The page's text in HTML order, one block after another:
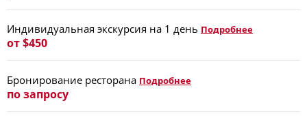
Индивидуальная экскурсия на 1 день Подробнее
от $450
Бронирование ресторана Подробнее
по запросу